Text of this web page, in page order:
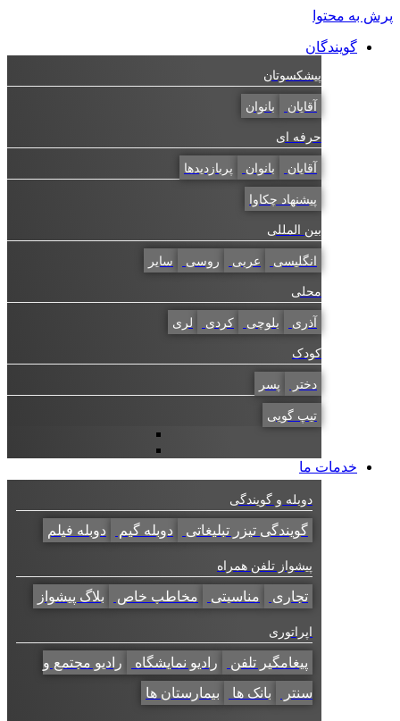
پرش به محتوا
گویندگان
پیشکسوتان
آقایان بانوان
حرفه ای
آقایان بانوان پربازدیدها
پیشنهاد چکاوا
بین المللی
انگلیسی عربی روسی سایر
محلی
آذری بلوچی کردی لری
کودک
دختر پسر
تیپ گویی
خدمات ما
دوبله و گویندگی
گویندگی تیزر تبلیغاتی دوبله گیم دوبله فیلم
پیشواز تلفن همراه
تجاری مناسبتی مخاطب خاص بلاگ پیشواز
اپراتوری
پیغامگیر تلفن رادیو نمایشگاه
رادیو مجتمع و
سنتر
بانک ها بیمارستان ها